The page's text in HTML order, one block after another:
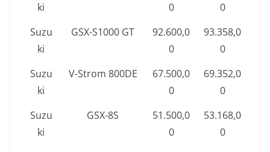
ki
0
0
Suzu
ki
GSX-S1000 GT
92.600,0
0
93.358,0
0
Suzu
ki
V-Strom 800DE
67.500,0
0
69.352,0
0
Suzu
ki
GSX-8S
51.500,0
0
53.168,0
0